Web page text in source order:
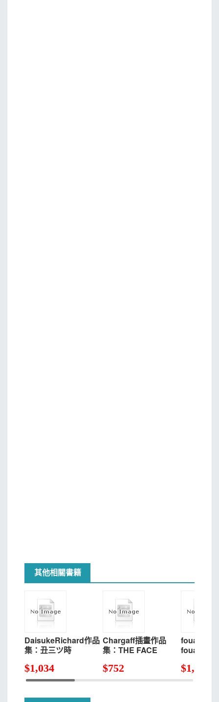
其他相關書籍
DaisukeRichard作品
集：丑三ツ時
$1,034
Chargaff插畫作品
集：THE FACE
$752
fouatons
fouatons
$1,034